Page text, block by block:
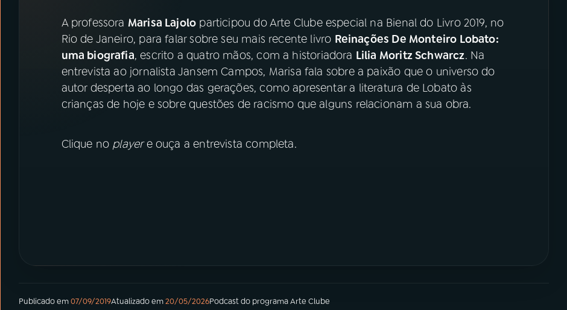
PRÊMIO RÁDIO MEC
ACOMPANHE A RÁDIO MEC
YouTube Facebook
A professora Marisa Lajolo participou do Arte Clube especial na Bienal do Livro 2019, no
Rio de Janeiro, para falar sobre seu mais recente livro Reinações De Monteiro Lobato:
uma biografia, escrito a quatro mãos, com a historiadora Lilia Moritz Schwarcz. Na
entrevista ao jornalista Jansem Campos, Marisa fala sobre a paixão que o universo do
autor desperta ao longo das gerações, como apresentar a literatura de Lobato às
crianças de hoje e sobre questões de racismo que alguns relacionam a sua obra.
Clique no playere ouça a entrevista completa.
Publicado em07/09/2019Atualizado em20/05/2026Podcastdo programaArte Clube